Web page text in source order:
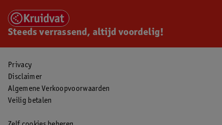
Steeds verrassend, altijd voordelig!
Privacy
Disclaimer
Algemene Verkoopvoorwaarden
Veilig betalen